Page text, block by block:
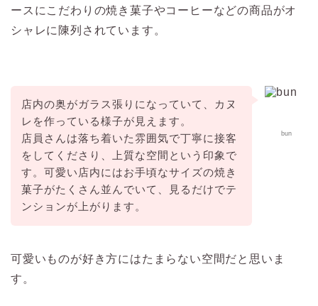
ースにこだわりの焼き菓子やコーヒーなどの商品がオ
シャレに陳列されています。
bun
店内の奥がガラス張りになっていて、カヌ
レを作っている様子が見えます。
店員さんは落ち着いた雰囲気で丁寧に接客
をしてくださり、上質な空間という印象で
す。 可愛い店内にはお手頃なサイズの焼き
菓子がたくさん並んでいて、見るだけでテ
ンションが上がります。
可愛いものが好き方にはたまらない空間だと思いま
す。